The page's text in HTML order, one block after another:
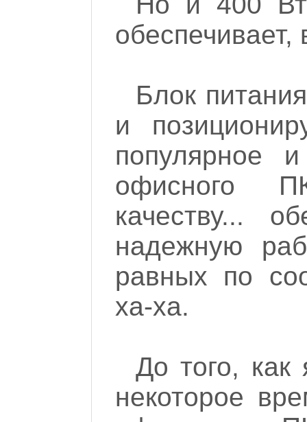
Блок
и
популярное
офисного
качеству...
надежную
равных по
ха-ха.
До того,
некоторое